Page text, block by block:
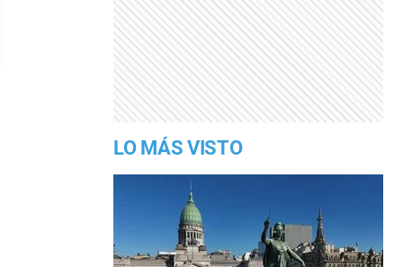
LO MÁS VISTO